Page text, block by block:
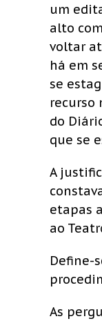
um
alto
voltar
há em
se
recurso
do
que se
A
etapas
ao
Define-
As